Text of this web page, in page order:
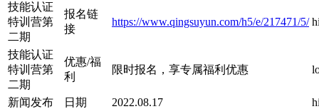
技能认证
特训营第
二期
报名链
接
https://www.qingsuyun.com/h5/e/217471/5/
技能认证
特训营第
二期
优惠/福
利
限时报名，享专属福利优惠
新闻发布 日期 2022.08.17